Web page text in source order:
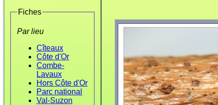
Fiches
Par lieu
Cîteaux
Côte d'Or
Combe-
Lavaux
Hors Côte d'Or
Parc national
Val-Suzon